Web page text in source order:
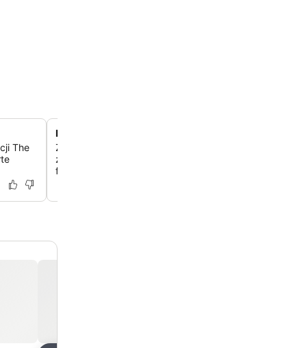
The
Kompleksowe usługi wellness i kosmetyczne
Zregeneruj siły dzięki szerokiej gamie usług, w tym
zabiegom na ciało, zabiegom na twarz, klubowi fitness
fryzjersko-kosmetycznemu.